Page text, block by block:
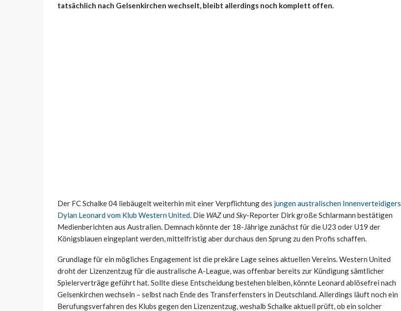
tatsächlich nach Gelsenkirchen wechselt, bleibt allerdings noch komplett offen.
Der FC Schalke 04 liebäugelt weiterhin mit einer Verpflichtung des jungen australischen Innenverteidigers
Dylan Leonard vom Klub Western United. Die WAZund Sky-Reporter Dirk große Schlarmann bestätigen
Medienberichten aus Australien. Demnach könnte der 18-Jährige zunächst für die U23 oder U19 der
Königsblauen eingeplant werden, mittelfristig aber durchaus den Sprung zu den Profis schaffen.
Grundlage für ein mögliches Engagement ist die prekäre Lage seines aktuellen Vereins. Western United
droht der Lizenzentzug für die australische A-League, was offenbar bereits zur Kündigung sämtlicher
Spielerverträge geführt hat. Sollte diese Entscheidung bestehen bleiben, könnte Leonard ablösefrei nach
Gelsenkirchen wechseln – selbst nach Ende des Transferfensters in Deutschland. Allerdings läuft noch ein
Berufungsverfahren des Klubs gegen den Lizenzentzug, weshalb Schalke aktuell prüft, ob ein solcher